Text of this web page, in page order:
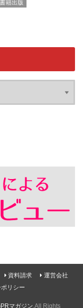
書籍出版
資料請求
運営会社
リシー
マガジン .All Rights